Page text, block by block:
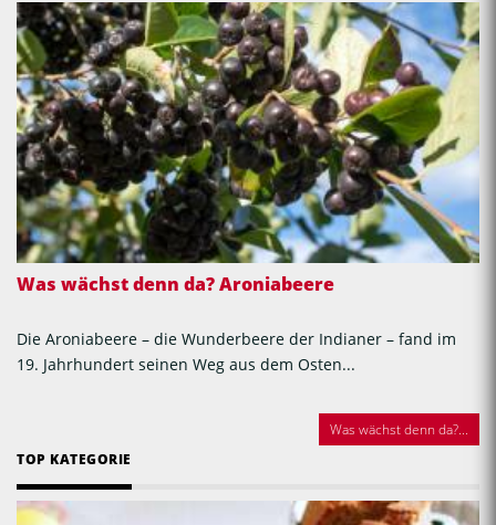
Was wächst denn da? Aroniabeere
Die Aroniabeere – die Wunderbeere der Indianer – fand im
19. Jahrhundert seinen Weg aus dem Osten...
Was wächst denn da?...
TOP KATEGORIE